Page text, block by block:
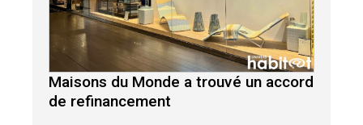
Maisons du Monde a trouvé un accord
de refinancement